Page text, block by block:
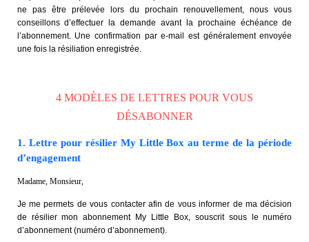
ne pas être prélevée lors du prochain renouvellement, nous vous
conseillons d’effectuer la demande avant la prochaine échéance de
l’abonnement. Une confirmation par e-mail est généralement envoyée
une fois la résiliation enregistrée.
4 MODÈLES DE LETTRES POUR VOUS
DÉSABONNER
1. Lettre pour résilier My Little Box au terme de la période
d’engagement
Madame, Monsieur,
Je me permets de vous contacter afin de vous informer de ma décision
de résilier mon abonnement My Little Box, souscrit sous le numéro
d’abonnement (numéro d’abonnement).